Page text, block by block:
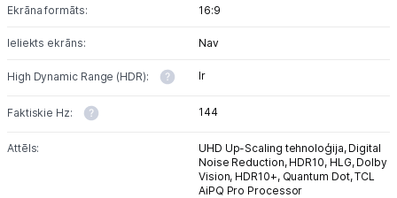
Ekrāna formāts: 16:9
Ieliekts ekrāns: Nav
High Dynamic Range (HDR): Ir
Faktiskie Hz: 144
Attēls: UHD Up-Scaling tehnoloģija, Digital
Noise Reduction, HDR10, HLG, Dolby
Vision, HDR10+, Quantum Dot,TCL
AiPQ Pro Processor